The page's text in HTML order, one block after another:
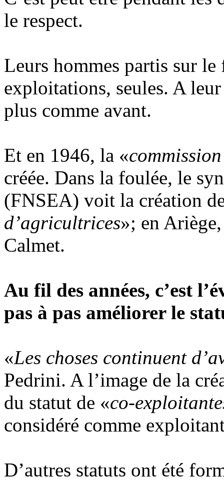
le respect.
Leurs hommes partis sur
exploitations, seules. A
plus comme avant.
Et en 1946, la «
créée. Dans la foulée, le
(FNSEA) voit la création
d’agricultrices»; en
Calmet.
Au fil des années, c’est
pas à pas améliorer le
«Les choses continuent
Pedrini. A l’image de la
du statut de «co-
considéré comme
D’autres statuts ont été